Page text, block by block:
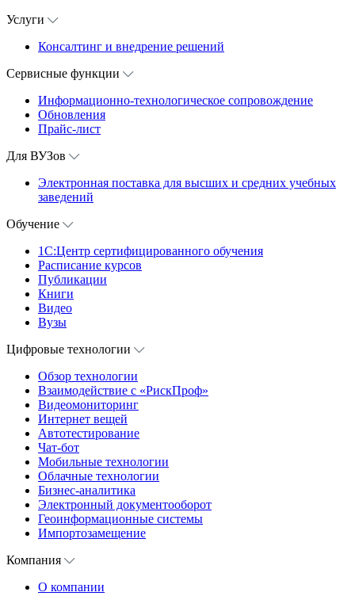
Услуги
Консалтинг и внедрение решений
Сервисные функции
Информационно-технологическое сопровождение
Обновления
Прайс-лист
Для ВУЗов
Электронная поставка для высших и средних учебных
заведений
Обучение
1С:Центр сертифицированного обучения
Расписание курсов
Публикации
Книги
Видео
Вузы
Цифровые технологии
Обзор технологии
Взаимодействие с «РискПроф»
Видеомониторинг
Интернет вещей
Автотестирование
Чат-бот
Мобильные технологии
Облачные технологии
Бизнес-аналитика
Электронный документооборот
Геоинформационные системы
Импортозамещение
Компания
О компании